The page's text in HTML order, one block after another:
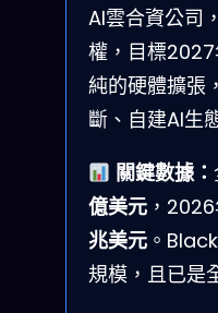
AI雲合資公司
權，目標
純的硬體擴張
斷、自建AI生
關鍵數據：
億美元 ，
兆美元 。
規模，且已是